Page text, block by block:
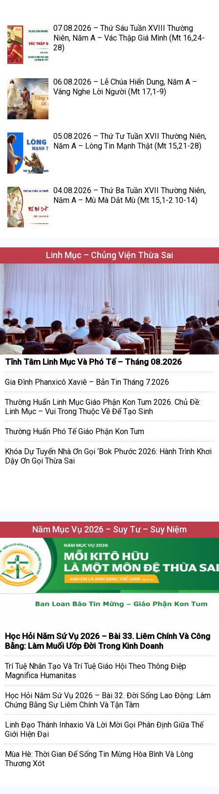
07.08.2026 – Thứ Sáu Tuần XVIII Thường
Niên, Năm A – Vác Thập Giá Mình (Mt 16,24-
28)
06.08.2026 – Lễ Chúa Hiển Dung, Năm A –
Vâng Nghe Lời Người (Mt 17,1-9)
05.08.2026 – Thứ Tư Tuần XVII Thường Niên,
Năm A – Lòng Tin Mạnh Thật (Mt 15,21-28)
04.08.2026 – Thứ Ba Tuần XVII Thường Niên,
Năm A – Mù Mà Dắt Mù (Mt 15,1-2.10-14)
Linh Mục – Chủng Viện Thừa Sai
Tĩnh Tâm Linh Mục Và Phó Tế – Tháng 08.2026
Gia Đình Phanxicô Xaviê – Bản Tin Tháng 7.2026
Thường Huấn Linh Mục Giáo Phận Kon Tum 2026. Chủ Đề:
Linh Mục – Vui Trong Thuộc Về Để Tạo Sinh
Thường Huấn Phó Tế Giáo Phận Kon Tum
Khóa Dự Tuyển Nhà Ơn Gọi ‘Bok Phước 2026: Hành Trình Khơi
Dậy Ơn Gọi Thừa Sai
Năm Mục Vụ 2026 – Suy Tư – Suy Niệm
Học Hỏi Năm Sứ Vụ 2026 – Bài 33. Liêm Chính Và Công
Bằng: Làm Muối Ướp Đời Trong Kinh Doanh
Trí Tuệ Nhân Tạo Và Trí Tuệ Giáo Hội Theo Thông Điệp
Magnifica Humanitas
Học Hỏi Năm Sứ Vụ 2026 – Bài 32. Đời Sống Lao Động: Làm
Chứng Bằng Sự Liêm Chính Và Tận Tâm
Linh Đạo Thánh Inhaxio Và Lời Mời Gọi Phân Định Giữa Thế
Giới Hiện Đại
Mùa Hè: Thời Gian Để Sống Tin Mừng Hòa Bình Và Lòng
Thương Xót